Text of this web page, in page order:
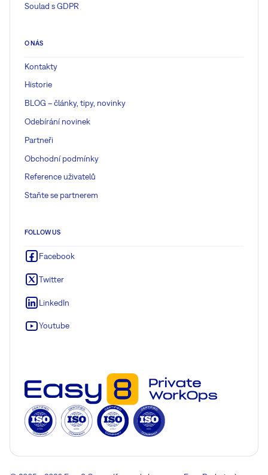
Soulad s GDPR
O NÁS
Kontakty
Historie
BLOG – články, tipy, novinky
Odebírání novinek
Partneři
Obchodní podmínky
Reference uživatelů
Staňte se partnerem
FOLLOW US
Facebook
Twitter
LinkedIn
Youtube